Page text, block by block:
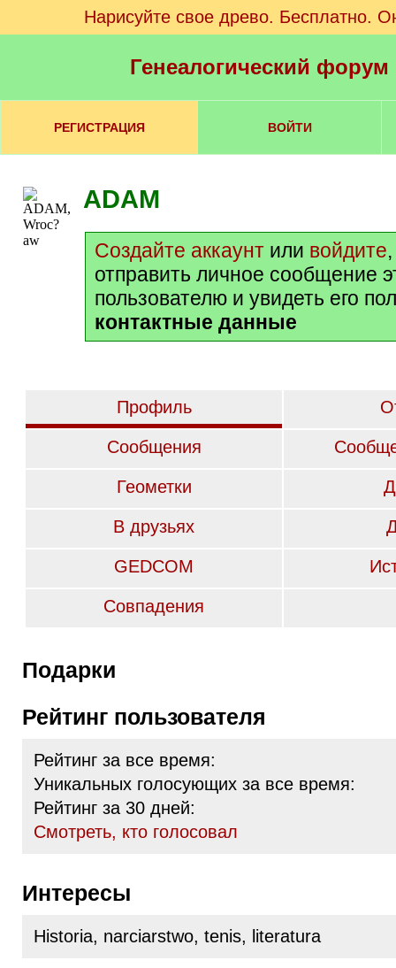
Нарисуйте свое древо. Бесплатно.
Генеалогический
РЕГИСТРАЦИЯ ВОЙТИ
ADAM
Создайте аккаунт или войдите
отправить личное сообщение
пользователю и увидеть его
контактные данные
Профиль
Сообщения
Геометки
В друзьях
GEDCOM
Совпадения
Подарки
Рейтинг пользователя
Рейтинг за все время:
Уникальных голосующих за все время:
Рейтинг за 30 дней:
Cмотреть, кто голосовал
Интересы
Historia, narciarstwo, tenis, literatura